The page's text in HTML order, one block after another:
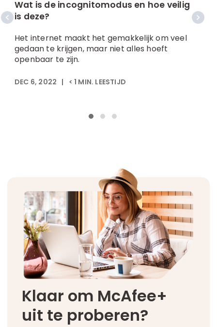
Wat is de incognitomodus en hoe veilig
is deze?
Het internet maakt het gemakkelijk om veel
gedaan te krijgen, maar niet alles hoeft
openbaar te zijn.
DEC 6, 2022 | < 1 MIN. LEESTIJD
Klaar om McAfee+
uit te proberen?